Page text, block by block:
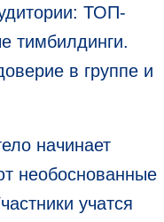
ТОП-
тимбилдинги.
в группе и
начинает
необоснованные
учатся